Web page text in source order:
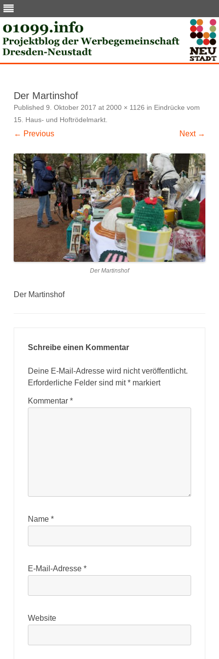
Der Martinshof
Published 9. Oktober 2017 at 2000 × 1126 in Eindrücke vom
15. Haus- und Hoftrödelmarkt.
← Previous Next →
Der Martinshof
Der Martinshof
Schreibe einen Kommentar
Deine E-Mail-Adresse wird nicht veröffentlicht.
Erforderliche Felder sind mit* markiert
Kommentar *
Name *
E-Mail-Adresse *
Website